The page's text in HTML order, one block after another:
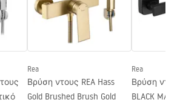
PVD
1/2 ίντσας
mm
5 χρόνια
_5.pdf
Rea
Βρύση ντους REA Hass
Gold Brushed Brush Gold
Rea
Βρύση
BLACK MAT